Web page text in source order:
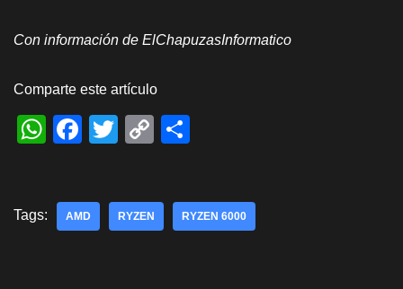
Con información de ElChapuzasInformatico
Comparte este artículo
W
s
F
e
T
er
C
y
e
Tags: AMD RYZEN RYZEN 6000